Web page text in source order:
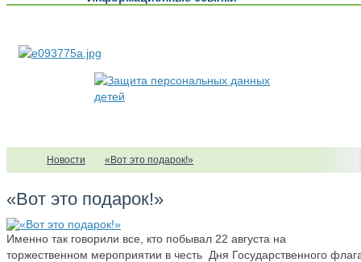
Новости «Вот это подарок!»
«Вот это подарок!»
Именно так говорили все, кто побывал 22 августа на
торжественном мероприятии в честь Дня Государственного